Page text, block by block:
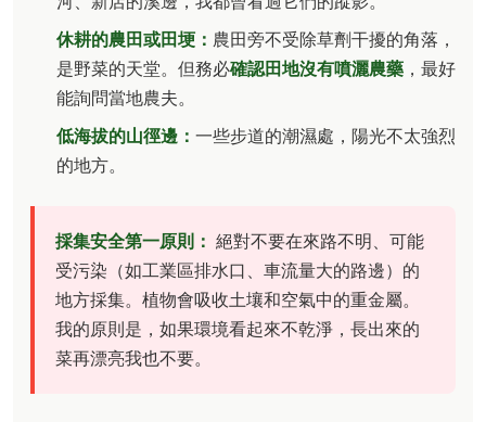
休耕的農田或田埂： 農田旁不受除草劑干擾的角落，
是野菜的天堂。但務必確認田地沒有噴灑農藥 ，最好
能詢問當地農夫。
低海拔的山徑邊： 一些步道的潮濕處，陽光不太強烈
的地方。
採集安全第一原則： 絕對不要在來路不明、可能
受污染（如工業區排水口、車流量大的路邊）的
地方採集。植物會吸收土壤和空氣中的重金屬。
我的原則是，如果環境看起來不乾淨，長出來的
菜再漂亮我也不要。